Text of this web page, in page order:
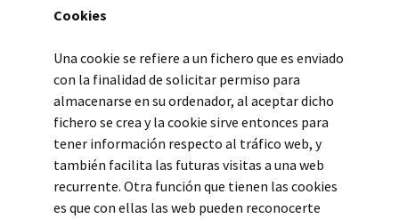
Cookies
Una cookie se refiere a un fichero que es enviado
con la finalidad de solicitar permiso para
almacenarse en su ordenador, al aceptar dicho
fichero se crea y la cookie sirve entonces para
tener información respecto al tráfico web, y
también facilita las futuras visitas a una web
recurrente. Otra función que tienen las cookies
es que con ellas las web pueden reconocerte